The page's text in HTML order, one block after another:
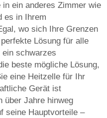
ein anderes Zimmer wie
es in Ihrem
wo sich Ihre Grenzen
Lösung für alle
schwarzes
beste mögliche Lösung,
eine Heitzelle für Ihr
Gerät ist
über Jahre hinweg
seine Hauptvorteile –